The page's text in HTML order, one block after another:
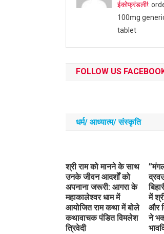
ईकोफ्रंडली!:
100mg
tablet
FOLLOW US
धर्म/ आध्‍यात्‍म/ संस्‍कृति
​श्री राम को मानने के साथ
उनके जीवन आदर्शों को
अपनाना जरूरी: आगरा के
महाकालेश्वर धाम में
आयोजित राम कथा में बोले
कथावाचक पंडित विमलेश
त्रिवेदी
में
और
ने